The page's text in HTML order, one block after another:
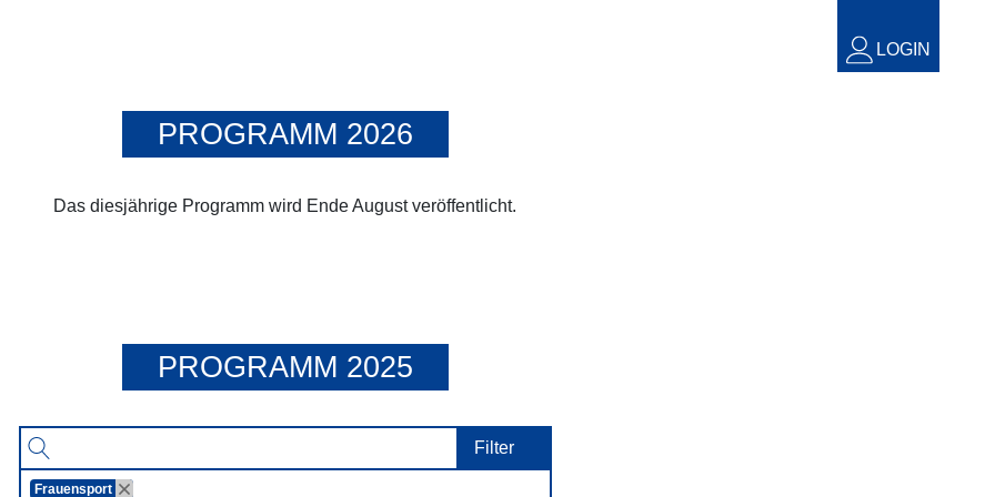
LOGIN
PROGRAMM 2026
Das diesjährige Programm wird Ende August veröffentlicht.
PROGRAMM 2025
Filter
Frauensport